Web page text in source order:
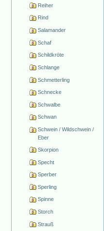
Reiher
Rind
Salamander
Schaf
Schildkröte
Schlange
Schmetterling
Schnecke
Schwalbe
Schwan
Schwein / Wildschwein /
Eber
Skorpion
Specht
Sperber
Sperling
Spinne
Storch
Strauß